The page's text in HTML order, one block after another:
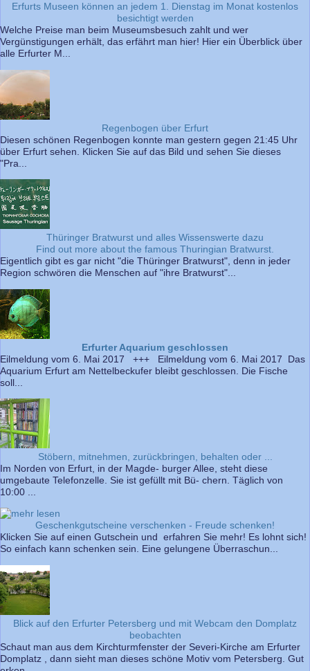
Erfurts Museen können an jedem 1. Dienstag im Monat kostenlos
besichtigt werden
Welche Preise man beim Museumsbesuch zahlt und wer
Vergünstigungen erhält, das erfährt man hier! Hier ein Überblick über
alle Erfurter M...
Regenbogen über Erfurt
Diesen schönen Regenbogen konnte man gestern gegen 21:45 Uhr
über Erfurt sehen. Klicken Sie auf das Bild und sehen Sie dieses
"Pra...
Thüringer Bratwurst und alles Wissenswerte dazu
Find out more about the famous Thuringian Bratwurst.
Eigentlich gibt es gar nicht "die Thüringer Bratwurst", denn in jeder
Region schwören die Menschen auf "ihre Bratwurst"...
Erfurter Aquarium geschlossen
Eilmeldung vom 6. Mai 2017 +++ Eilmeldung vom 6. Mai 2017 Das
Aquarium Erfurt am Nettelbeckufer bleibt geschlossen. Die Fische
soll...
Stöbern, mitnehmen, zurückbringen, behalten oder ...
Im Norden von Erfurt, in der Magde- burger Allee, steht diese
umgebaute Telefonzelle. Sie ist gefüllt mit Bü- chern. Täglich von
10:00 ...
Geschenkgutscheine verschenken - Freude schenken!
Klicken Sie auf einen Gutschein und erfahren Sie mehr! Es lohnt sich!
So einfach kann schenken sein. Eine gelungene Überraschun...
Blick auf den Erfurter Petersberg und mit Webcam den Domplatz
beobachten
Schaut man aus dem Kirchturmfenster der Severi-Kirche am Erfurter
Domplatz , dann sieht man dieses schöne Motiv vom Petersberg. Gut